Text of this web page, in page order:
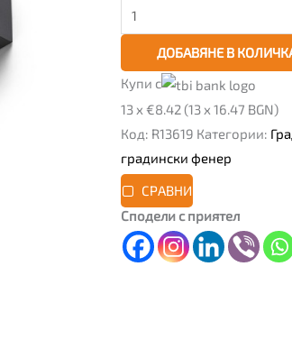
ДОБАВЯНЕ В
Купи с
13 x €8.42 (13 x 16.47 BGN)
Код: R13619 Категории:
градински фенер
СРАВНИ
Сподели с приятел